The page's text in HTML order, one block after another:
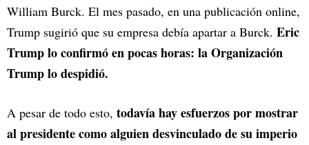
William Burck. El mes pasado, en una publicación online,
Trump sugirió que su empresa debía apartar a Burck. Eric
Trump lo confirmó en pocas horas: la Organización
Trump lo despidió.
A pesar de todo esto, todavía hay esfuerzos por mostrar
al presidente como alguien desvinculado de su imperio